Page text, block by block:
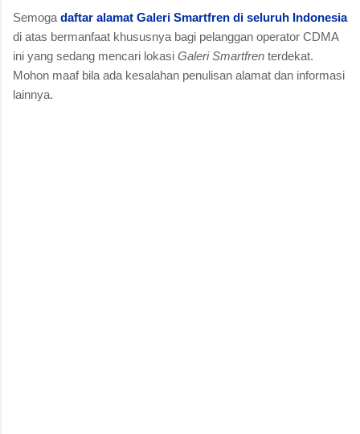
Semoga daftar alamat Galeri Smartfren di seluruh Indonesia
di atas bermanfaat khususnya bagi pelanggan operator CDMA
ini yang sedang mencari lokasi Galeri Smartfren terdekat.
Mohon maaf bila ada kesalahan penulisan alamat dan informasi
lainnya.